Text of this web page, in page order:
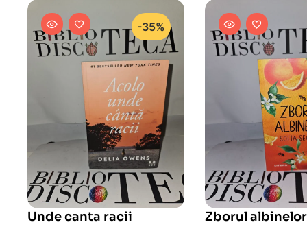
-35%
Unde canta racii Zborul albinelor